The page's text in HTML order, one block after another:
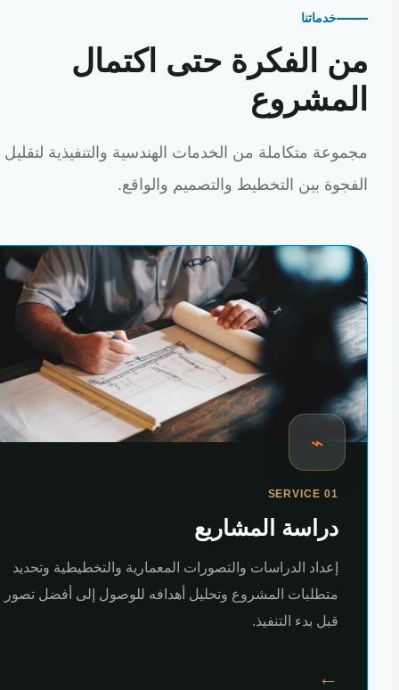
خدماتنا
الفكرة حتى اكتمال
متكاملة من الخدمات الهندسية والتنفيذية لتقليل
بين التخطيط والتصميم والواقع.
⌁
SERVICE 01
دراسة المشاريع
إعداد الدراسات والتصورات المعمارية والتخطيطية وتحديد
متطلبات المشروع وتحليل أهدافه للوصول إلى أفضل تصور
قبل بدء التنفيذ.